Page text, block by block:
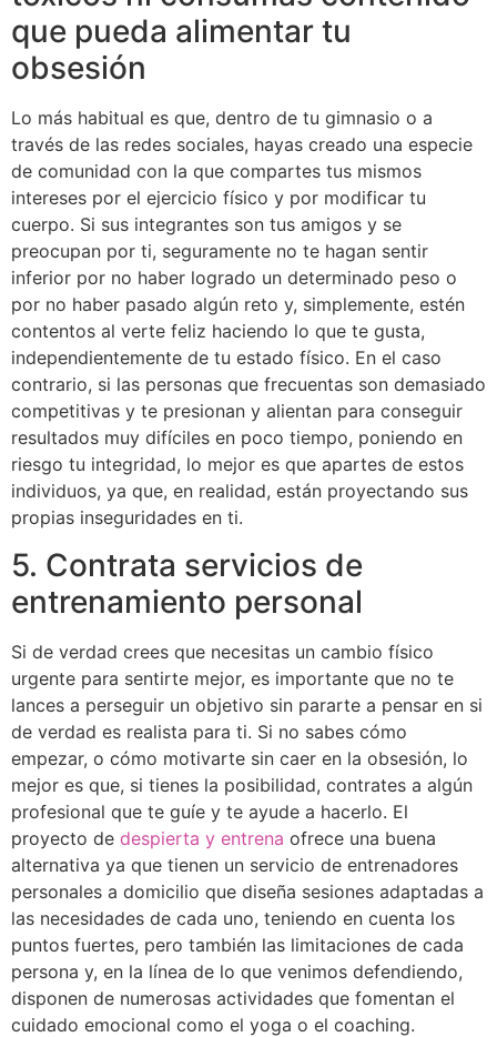
que pueda alimentar tu
obsesión
Lo más habitual es que, dentro de tu gimnasio o a
través de las redes sociales, hayas creado una especie
de comunidad con la que compartes tus mismos
intereses por el ejercicio físico y por modificar tu
cuerpo. Si sus integrantes son tus amigos y se
preocupan por ti, seguramente no te hagan sentir
inferior por no haber logrado un determinado peso o
por no haber pasado algún reto y, simplemente, estén
contentos al verte feliz haciendo lo que te gusta,
independientemente de tu estado físico. En el caso
contrario, si las personas que frecuentas son demasiado
competitivas y te presionan y alientan para conseguir
resultados muy difíciles en poco tiempo, poniendo en
riesgo tu integridad, lo mejor es que apartes de estos
individuos, ya que, en realidad, están proyectando sus
propias inseguridades en ti.
5. Contrata servicios de
entrenamiento personal
Si de verdad crees que necesitas un cambio físico
urgente para sentirte mejor, es importante que no te
lances a perseguir un objetivo sin pararte a pensar en si
de verdad es realista para ti. Si no sabes cómo
empezar, o cómo motivarte sin caer en la obsesión, lo
mejor es que, si tienes la posibilidad, contrates a algún
profesional que te guíe y te ayude a hacerlo. El
proyecto de despierta y entrena ofrece una buena
alternativa ya que tienen un servicio de entrenadores
personales a domicilio que diseña sesiones adaptadas a
las necesidades de cada uno, teniendo en cuenta los
puntos fuertes, pero también las limitaciones de cada
persona y, en la línea de lo que venimos defendiendo,
disponen de numerosas actividades que fomentan el
cuidado emocional como el yoga o el coaching.